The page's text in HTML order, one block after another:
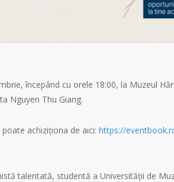
începând cu orele 18:00, la Muzeul
Nguyen Thu Giang.
achiziționa de aici: https://
talentată, studentă a Universității de